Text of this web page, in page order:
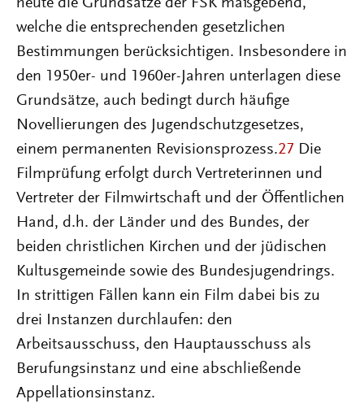
heute die Grundsätze der FSK maßgebend,
welche die entsprechenden gesetzlichen
Bestimmungen berücksichtigen. Insbesondere in
den 1950er- und 1960er-Jahren unterlagen diese
Grundsätze, auch bedingt durch häufige
Novellierungen des Jugendschutzgesetzes,
einem permanenten Revisionsprozess.27 Die
Filmprüfung erfolgt durch Vertreterinnen und
Vertreter der Filmwirtschaft und der Öffentlichen
Hand, d.h. der Länder und des Bundes, der
beiden christlichen Kirchen und der jüdischen
Kultusgemeinde sowie des Bundesjugendrings.
In strittigen Fällen kann ein Film dabei bis zu
drei Instanzen durchlaufen: den
Arbeitsausschuss, den Hauptausschuss als
Berufungsinstanz und eine abschließende
Appellationsinstanz.